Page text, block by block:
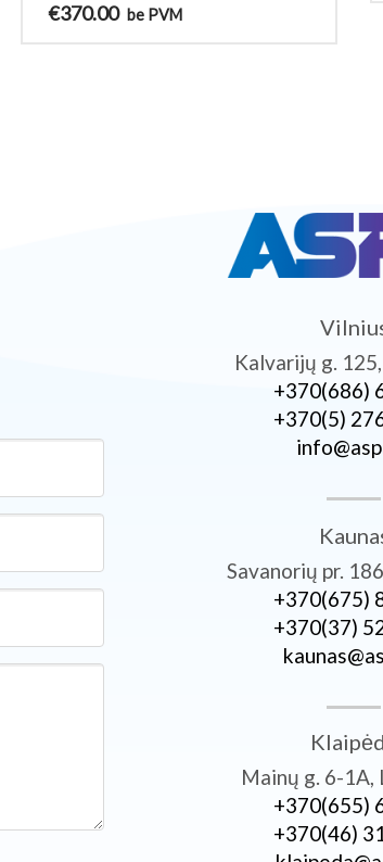
€370.00 be PVM
Kalvarijų g.
+370­(686)
+370­(5)
Savanorių pr.
+370­(675)
+370­(37)
Mainų g. 6-1A,
+370­(655)
+370­(46)